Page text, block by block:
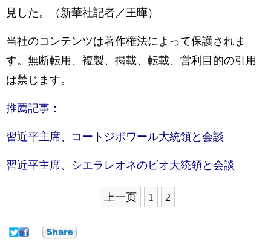
見した。（新華社記者／王曄）
当社のコンテンツは著作権法によって保護されま
す。無断転用、複製、掲載、転載、営利目的の引用
は禁じます。
推薦記事：
習近平主席、コートジボワール大統領と会談
習近平主席、シエラレオネのビオ大統領と会談
上一页 1 2